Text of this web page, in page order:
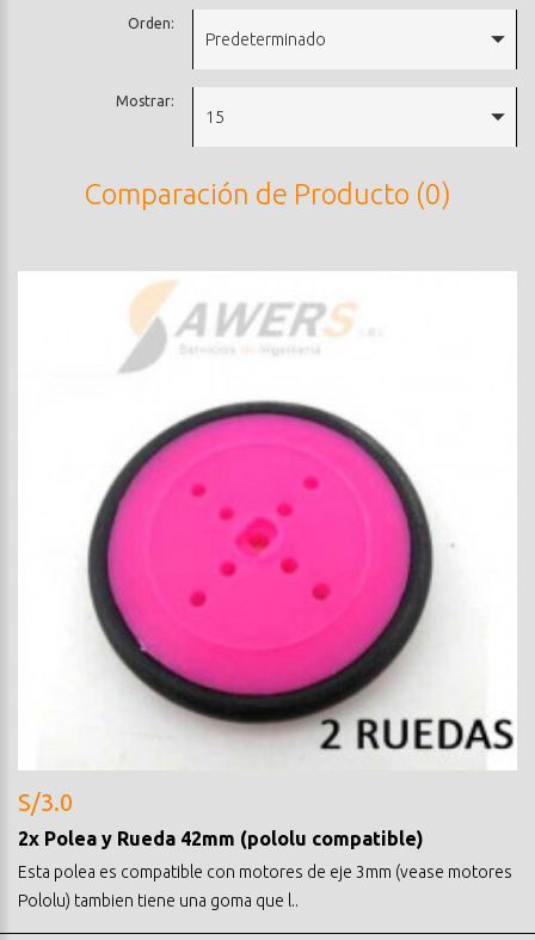
Orden:
Predeterminado
Mostrar:
15
Comparación de Producto (0)
S/3.0
2x Polea y Rueda 42mm (pololu compatible)
Esta polea es compatible con motores de eje 3mm (vease motores
Pololu) tambien tiene una goma que l..